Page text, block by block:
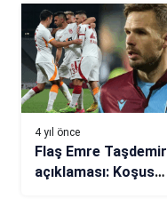
4 yıl önce
Flaş Emre Taşdemir
açıklaması: Koşusu